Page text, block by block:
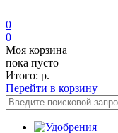
0
0
Моя корзина
пока пусто
Итого: р.
Перейти в корзину